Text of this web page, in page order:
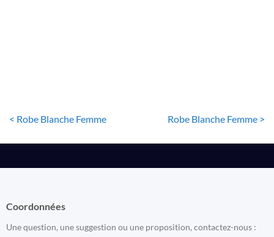
< Robe Blanche Femme Robe Blanche Femme >
Coordonnées
Une question, une suggestion ou une proposition, contactez-nous :